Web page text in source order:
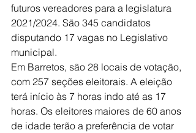
futuros vereadores para a legislatura
2021/2024. São 345 candidatos
disputando 17 vagas no Legislativo
municipal.
Em Barretos, são 28 locais de votação,
com 257 seções eleitorais. A eleição
terá início às 7 horas indo até as 17
horas. Os eleitores maiores de 60 anos
de idade terão a preferência de votar